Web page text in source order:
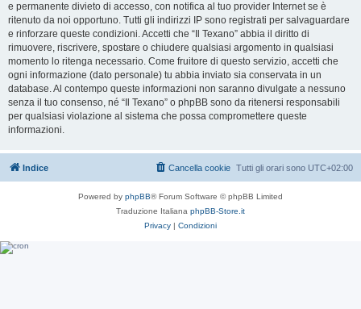
e permanente divieto di accesso, con notifica al tuo provider Internet se è
ritenuto da noi opportuno. Tutti gli indirizzi IP sono registrati per salvaguardare
e rinforzare queste condizioni. Accetti che “Il Texano” abbia il diritto di
rimuovere, riscrivere, spostare o chiudere qualsiasi argomento in qualsiasi
momento lo ritenga necessario. Come fruitore di questo servizio, accetti che
ogni informazione (dato personale) tu abbia inviato sia conservata in un
database. Al contempo queste informazioni non saranno divulgate a nessuno
senza il tuo consenso, né “Il Texano” o phpBB sono da ritenersi responsabili
per qualsiasi violazione al sistema che possa compromettere queste
informazioni.
Indice Tutti gli orari sono UTC+02:00
Cancella cookie
Powered by phpBB® Forum Software © phpBB Limited
Traduzione Italiana phpBB-Store.it
Privacy | Condizioni